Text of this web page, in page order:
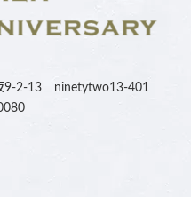
9-2-13 ninetytwo13-401